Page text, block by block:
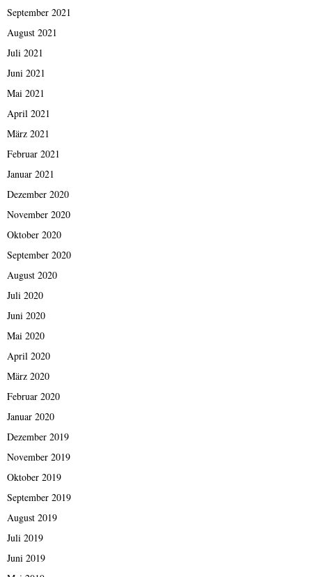
September 2021
August 2021
Juli 2021
Juni 2021
Mai 2021
April 2021
März 2021
Februar 2021
Januar 2021
Dezember 2020
November 2020
Oktober 2020
September 2020
August 2020
Juli 2020
Juni 2020
Mai 2020
April 2020
März 2020
Februar 2020
Januar 2020
Dezember 2019
November 2019
Oktober 2019
September 2019
August 2019
Juli 2019
Juni 2019